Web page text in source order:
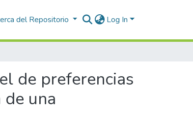
del Repositorio Log In
de preferencias
una